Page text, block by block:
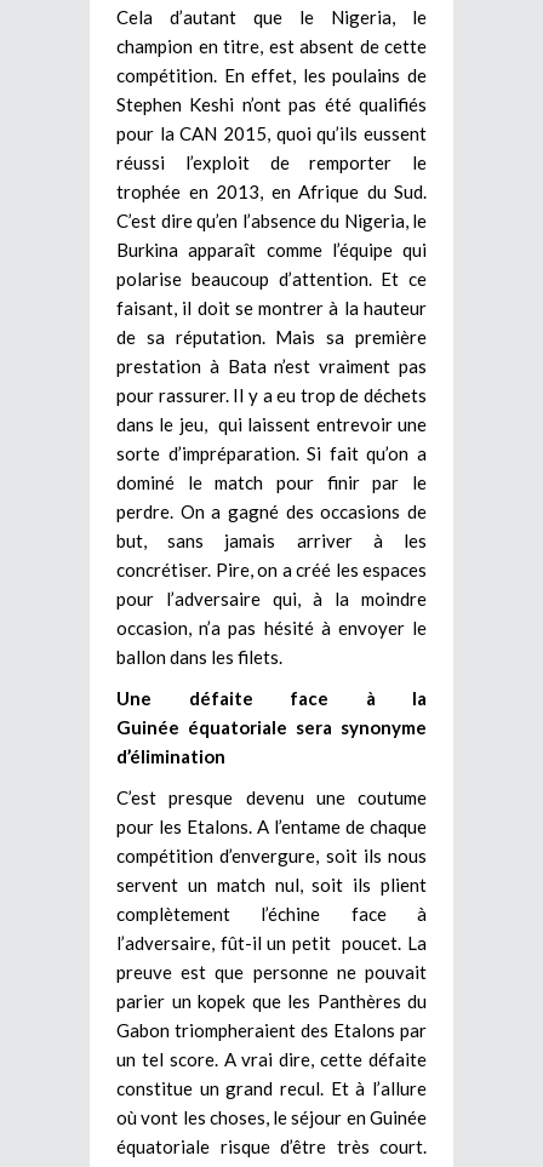
Cela d’autant que le Nigeria, le
champion en titre, est absent de cette
compétition. En effet, les poulains de
Stephen Keshi n’ont pas été qualifiés
pour la CAN 2015, quoi qu’ils eussent
réussi l’exploit de remporter le
trophée en 2013, en Afrique du Sud.
C’est dire qu’en l’absence du Nigeria, le
Burkina apparaît comme l’équipe qui
polarise beaucoup d’attention. Et ce
faisant, il doit se montrer à la hauteur
de sa réputation. Mais sa première
prestation à Bata n’est vraiment pas
pour rassurer. Il y a eu trop de déchets
dans le jeu, qui laissent entrevoir une
sorte d’impréparation. Si fait qu’on a
dominé le match pour finir par le
perdre. On a gagné des occasions de
but, sans jamais arriver à les
concrétiser. Pire, on a créé les espaces
pour l’adversaire qui, à la moindre
occasion, n’a pas hésité à envoyer le
ballon dans les filets.
Une défaite face à la
Guinée équatoriale sera synonyme
d’élimination
C’est presque devenu une coutume
pour les Etalons. A l’entame de chaque
compétition d’envergure, soit ils nous
servent un match nul, soit ils plient
complètement l’échine face à
l’adversaire, fût-il un petit poucet. La
preuve est que personne ne pouvait
parier un kopek que les Panthères du
Gabon triompheraient des Etalons par
un tel score. A vrai dire, cette défaite
constitue un grand recul. Et à l’allure
où vont les choses, le séjour en Guinée
équatoriale risque d’être très court.